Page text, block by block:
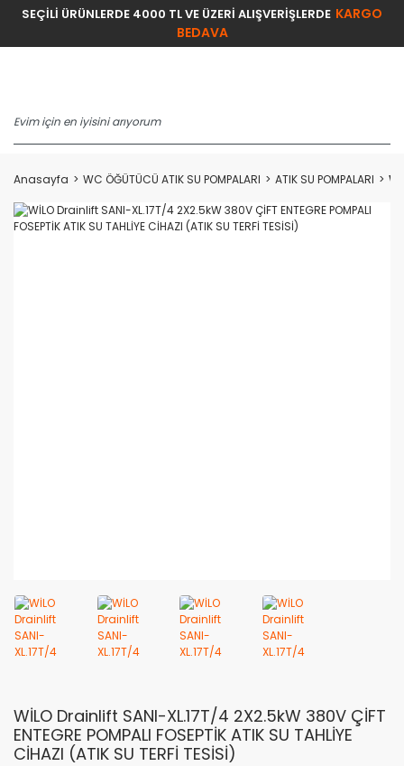
SEÇİLİ ÜRÜNLERDE 4000 TL VE ÜZERİ ALIŞVERİŞLERDE KARGO
BEDAVA
Anasayfa WC ÖĞÜTÜCÜ ATIK SU POMPALARI ATIK SU POMPALARI
WİLO Drainlift SANI-XL.17T/4 2X2.5kW 380V ÇİFT
ENTEGRE POMPALI FOSEPTİK ATIK SU TAHLİYE
CİHAZI (ATIK SU TERFİ TESİSİ)